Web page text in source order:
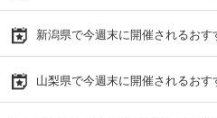
新潟県で今週末に開催されるおす
山梨県で今週末に開催されるおす